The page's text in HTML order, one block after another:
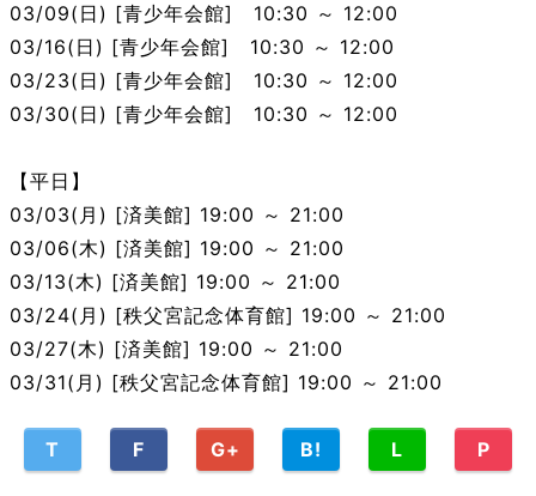
03/09(日) [青少年会館] 10:30 ～ 12:00
03/16(日) [青少年会館] 10:30 ～ 12:00
03/23(日) [青少年会館] 10:30 ～ 12:00
03/30(日) [青少年会館] 10:30 ～ 12:00
【平日】
03/03(月) [済美館] 19:00 ～ 21:00
03/06(木) [済美館] 19:00 ～ 21:00
03/13(木) [済美館] 19:00 ～ 21:00
03/24(月) [秩父宮記念体育館] 19:00 ～ 21:00
03/27(木) [済美館] 19:00 ～ 21:00
03/31(月) [秩父宮記念体育館] 19:00 ～ 21:00
T F G+ B! L P